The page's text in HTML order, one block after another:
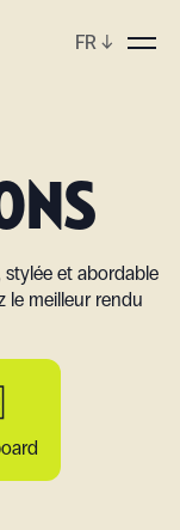
FR ↓
stylée et abordable
le meilleur rendu